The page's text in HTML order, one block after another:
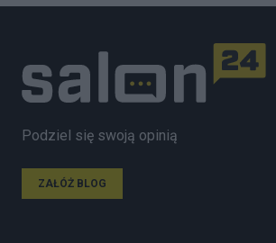
Podziel się swoją opinią
ZAŁÓŻ BLOG